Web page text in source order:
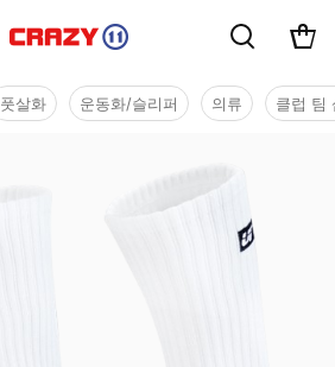
풋살화 운동화/슬리퍼 의류 클럽 팀